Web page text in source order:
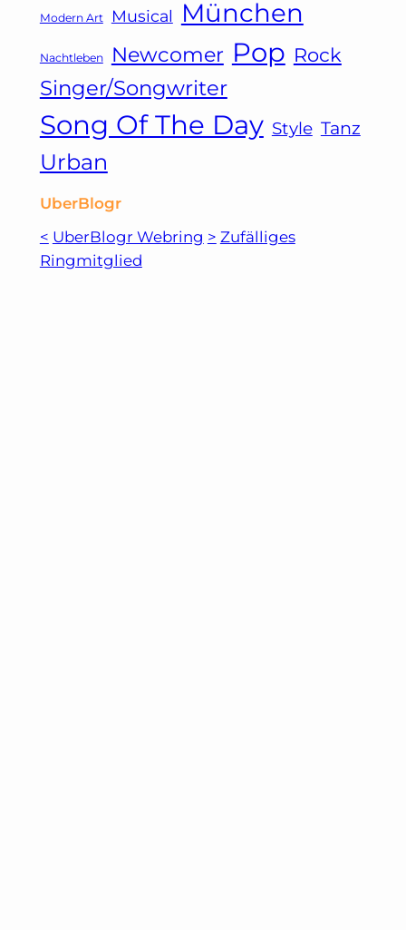
Modern Art Musical München
Nachtleben Newcomer Pop Rock
Singer/Songwriter
Song Of The Day Style Tanz
Urban
UberBlogr
< UberBlogr Webring > Zufälliges
Ringmitglied